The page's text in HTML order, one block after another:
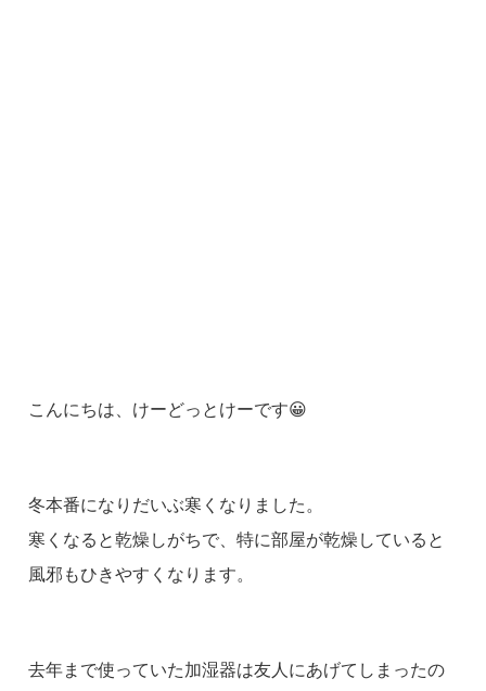
こんにちは、けーどっとけーです😀
冬本番になりだいぶ寒くなりました。
寒くなると乾燥しがちで、特に部屋が乾燥していると
風邪もひきやすくなります。
去年まで使っていた加湿器は友人にあげてしまったの